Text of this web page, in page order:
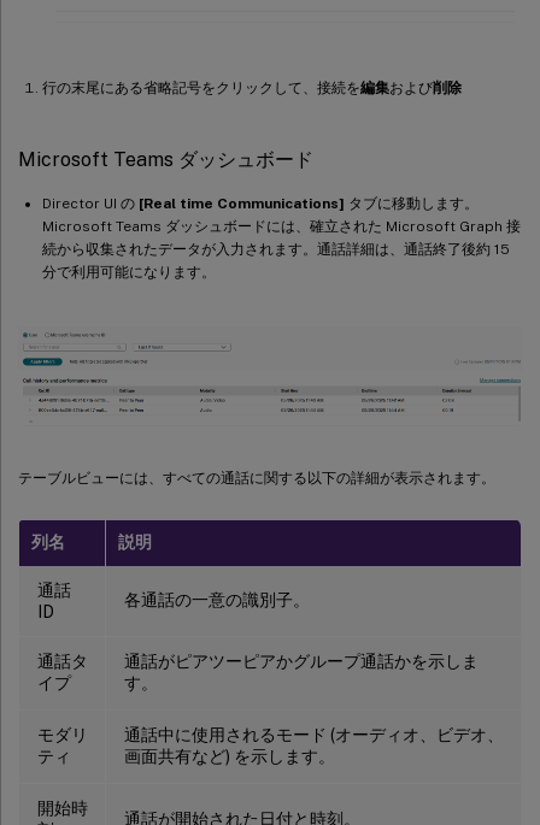
行の末尾にある省略記号をクリックして、接続を編集および削除
Microsoft Teams ダッシュボード
Director UI の [Real time Communications] タブに移動します。
Microsoft Teams ダッシュボードには、確立された Microsoft Graph 接
続から収集されたデータが入力されます。通話詳細は、通話終了後約 15
分で利用可能になります。
テーブルビューには、すべての通話に関する以下の詳細が表示されます。
列名 説明
通話
ID
各通話の一意の識別子。
通話タ
イプ
通話がピアツーピアかグループ通話かを示しま
す。
モダリ
ティ
通話中に使用されるモード (オーディオ、ビデオ、
画面共有など) を示します。
開始時
通話が開始された日付と時刻。